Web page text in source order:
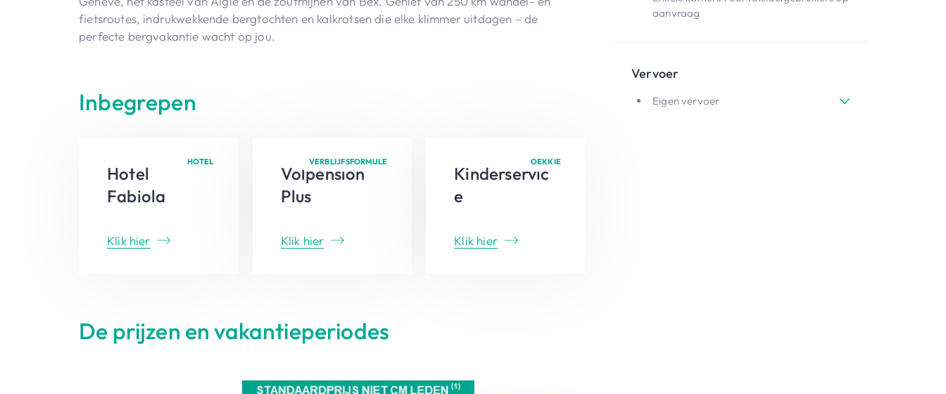
fietsroutes, indrukwekkende bergtochten en kalkrotsen die elke klimmer uitdagen – de
perfecte bergvakantie wacht op jou.
Inbegrepen
HOTEL
Hotel
Fabiola
Klik hier
VERBLIJFSFORMULE
Volpension
Plus
Klik hier
OEKKIE
Kinderservic
e
Klik hier
De prijzen en vakantieperiodes
aanvraag
Vervoer
Eigen vervoer